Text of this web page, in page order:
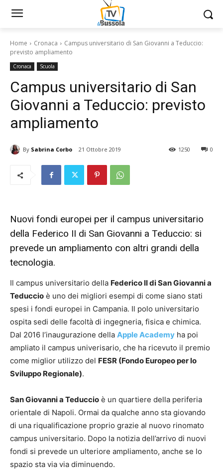
Home Cronaca
Campus universitario di San Giovanni a Teduccio:
previsto ampliamento
Cronaca Scuola
Campus universitario di San
Giovanni a Teduccio: previsto
ampliamento
By Sabrina Corbo 21 Ottobre 2019 0
1250
Nuovi fondi europei per il campus universitario
della Federico II di San Giovanni a Teduccio: si
prevede un ampliamento con altri grandi della
tecnologia.
Il campus universitario della Federico II di San Giovanni a
Teduccio è uno dei migliori esempi di come siano stati
spesi i fondi europei in Campania. Il polo universitario
ospita sedi delle facoltà di ingegneria, fisica e chimica.
Dal 2016 l’inaugurazione della Apple Academy ha poi
ampliato il campus univerisario, che ha ricevuto il premio
come miglior utilizzo del FESR (Fondo Europeo per lo
Sviluppo Regionale).
San Giovanni a Teduccio è un quartiere della periferia
orientale di Napoli. Ormai da qualche anno sta giovando
di una riqualificazione proprio grazie al nuovo rinomato
campus universitario. Dopo la notizia dell’arrivo di nuovi
fondi si prevede un ulteriore ampliamento, anche se lo
spazio sta via via diminuendo.